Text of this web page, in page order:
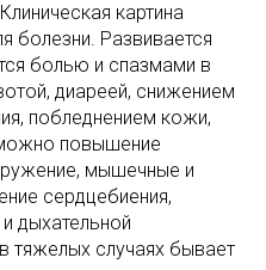
картина
болезни. Развивается
болью и спазмами в
диареей, снижением
побледнением кожи,
повышение
мышечные и
сердцебиения,
дыхательной
тяжелых случаях бывает